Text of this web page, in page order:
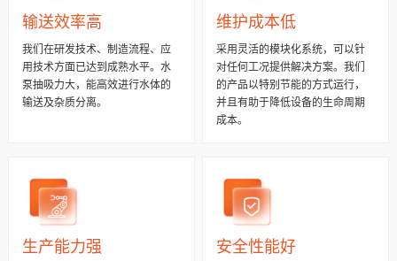
输送效率高
我们在研发技术、制造流程、应
用技术方面已达到成熟水平。水
泵抽吸力大，能高效进行水体的
输送及杂质分离。
维护成本低
采用灵活的模块化系统，可以针
对任何工况提供解决方案。我们
的产品以特别节能的方式运行，
并且有助于降低设备的生命周期
成本。
生产能力强 安全性能好